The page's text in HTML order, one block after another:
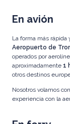
En avión
La forma más rápida
Aeropuerto de
operados por
aproximadamente 1
otros destinos
Nosotros volamos
experiencia con la